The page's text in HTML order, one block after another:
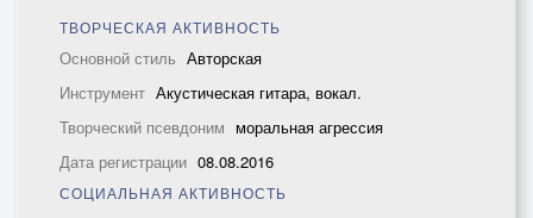
ТВОРЧЕСКАЯ АКТИВНОСТЬ
Основной стиль Авторская
Инструмент Акустическая гитара, вокал.
Творческий псевдоним моральная агрессия
Дата регистрации 08.08.2016
СОЦИАЛЬНАЯ АКТИВНОСТЬ